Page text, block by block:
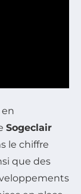
en
Sogeclair
le chiffre
que des